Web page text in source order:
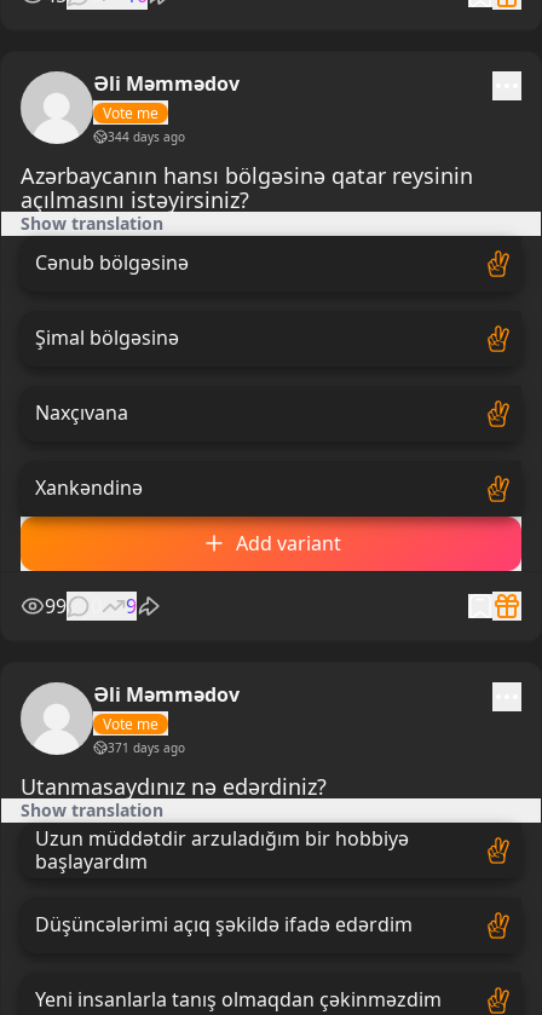
Əli Məmmədov
Vote me
344 days ago
Azərbaycanın hansı bölgəsinə qatar reysinin
açılmasını istəyirsiniz?
Show translation
Cənub bölgəsinə
Şimal bölgəsinə
Naxçıvana
Xankəndinə
Add variant
99 9
Əli Məmmədov
Vote me
371 days ago
Utanmasaydınız nə edərdiniz?
Show translation
Uzun müddətdir arzuladığım bir hobbiyə
başlayardım
Düşüncələrimi açıq şəkildə ifadə edərdim
Yeni insanlarla tanış olmaqdan çəkinməzdim